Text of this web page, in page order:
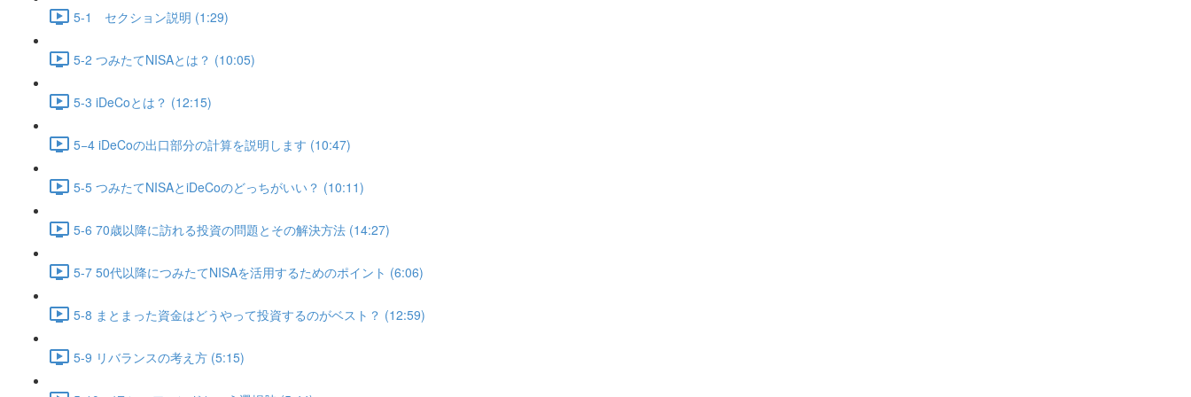
5-1 セクション説明 (1:29)
5-2 つみたてNISAとは？ (10:05)
5-3 iDeCoとは？ (12:15)
5−4 iDeCoの出口部分の計算を説明します (10:47)
5-5 つみたてNISAとiDeCoのどっちがいい？ (10:11)
5-6 70歳以降に訪れる投資の問題とその解決方法 (14:27)
5-7 50代以降につみたてNISAを活用するためのポイント (6:06)
5-8 まとまった資金はどうやって投資するのがベスト？ (12:59)
5-9 リバランスの考え方 (5:15)